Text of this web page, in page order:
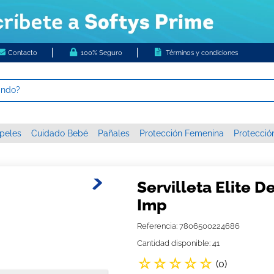
Contacto 100% Seguro Términos y condiciones
Cuidado Bebé Pañales Protección Femenina
Servilleta Elite
Imp
Referencia: 7806500224686
Cantidad disponible: 41
☆☆☆☆☆ (0)